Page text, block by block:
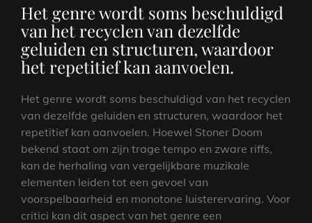
Het genre wordt soms beschuldigd
van het recyclen van dezelfde
geluiden en structuren, waardoor
het repetitief kan aanvoelen.
Het genre wordt soms beschuldigd van het recyclen
van dezelfde geluiden en structuren, waardoor het
repetitief kan aanvoelen. Hoewel Stoner Doom
bekend staat om zijn trage tempo en zware riffs,
kan de herhaling van vergelijkbare muzikale
elementen leiden tot een gevoel van
voorspelbaarheid en monotone luisterervaring. Voor
critici kan dit aspect van het genre een